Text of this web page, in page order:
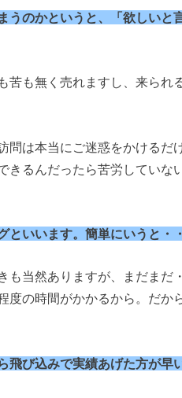
うのかというと、「欲しいと
苦も無く売れますし、来られ
問は本当にご迷惑をかけるだ
るんだったら苦労していな
といいます。簡単にいうと・
も当然ありますが、まだまだ
度の時間がかかるから。だか
び込みで実績あげた方が早